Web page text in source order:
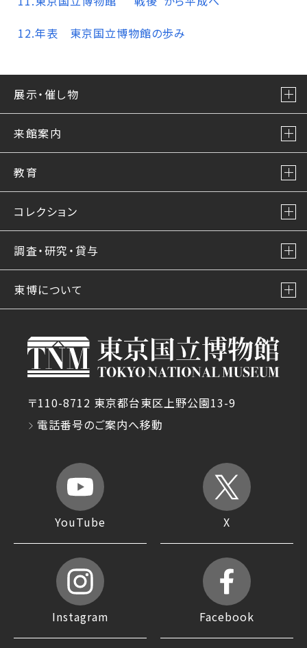
12.年表 東京国立博物館の歩み
展示・催し物
来館案内
教育
コレクション
調査・研究・貸与
東博について
〒110-8712 東京都台東区上野公園13-9
電話番号のご案内へ移動
YouTube X
Instagram Facebook